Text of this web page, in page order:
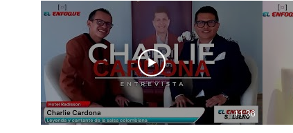
11:36